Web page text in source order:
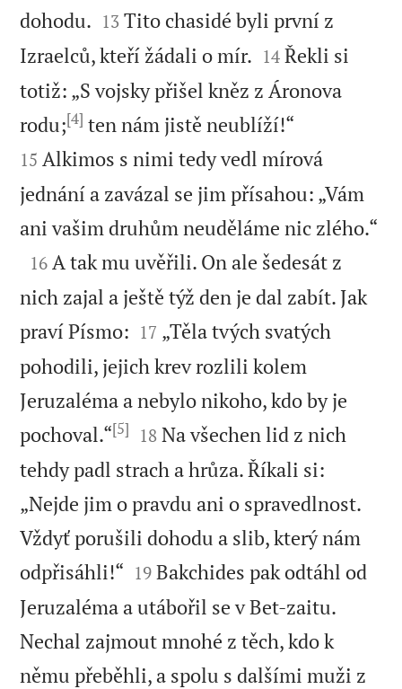
dohodu. 

13 Tito chasidé byli první z
Izraelců, kteří žádali o mír. 

14 Řekli si
totiž: „S vojsky přišel kněz z Áronova
rodu;[4] ten nám jistě neublíží!“
15 Alkimos s nimi tedy vedl mírová
jednání a zavázal se jim přísahou: „Vám
ani vašim druhům neuděláme nic zlého.“

16 A tak mu uvěřili. On ale šedesát z
nich zajal a ještě týž den je dal zabít. Jak
praví Písmo: 

17 „Těla tvých svatých
pohodili, jejich krev rozlili kolem
Jeruzaléma a nebylo nikoho, kdo by je
pochoval.“[5] 

18 Na všechen lid z nich
tehdy padl strach a hrůza. Říkali si:
„Nejde jim o pravdu ani o spravedlnost.
Vždyť porušili dohodu a slib, který nám
odpřisáhli!“ 

19 Bakchides pak odtáhl od
Jeruzaléma a utábořil se v Bet-zaitu.
Nechal zajmout mnohé z těch, kdo k
němu přeběhli, a spolu s dalšími muži z